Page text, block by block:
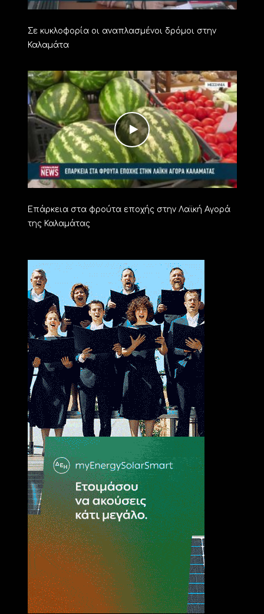
Σε κυκλοφορία οι αναπλασμένοι δρόμοι στην
Καλαμάτα
Επάρκεια στα φρούτα εποχής στην Λαϊκή Αγορά
της Καλαμάτας